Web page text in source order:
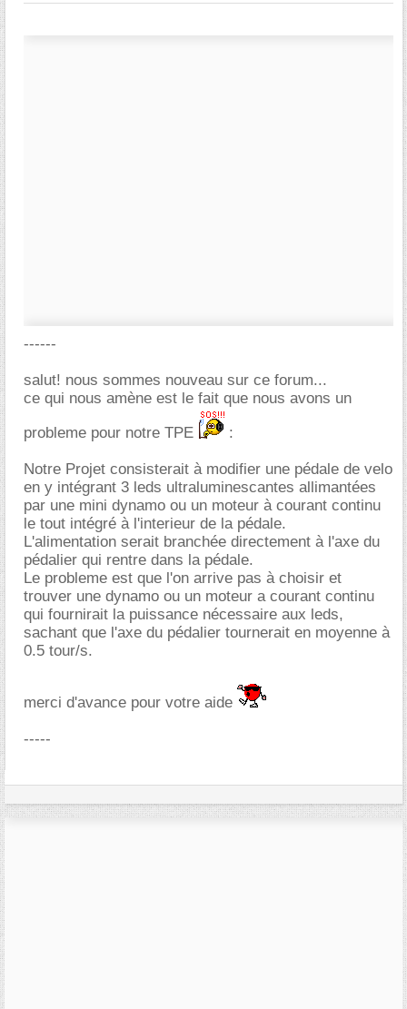
------
salut! nous sommes nouveau sur ce forum...
ce qui nous amène est le fait que nous avons un
probleme pour notre TPE
:
Notre Projet consisterait à modifier une pédale de velo
en y intégrant 3 leds ultraluminescantes allimantées
par une mini dynamo ou un moteur à courant continu
le tout intégré à l'interieur de la pédale.
L'alimentation serait branchée directement à l'axe du
pédalier qui rentre dans la pédale.
Le probleme est que l'on arrive pas à choisir et
trouver une dynamo ou un moteur a courant continu
qui fournirait la puissance nécessaire aux leds,
sachant que l'axe du pédalier tournerait en moyenne à
0.5 tour/s.
merci d'avance pour votre aide
-----